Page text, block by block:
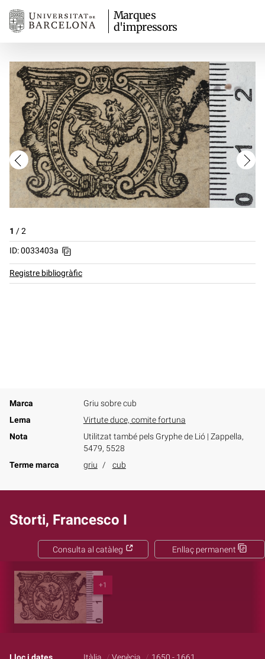
Marques
d'impressors
1 /2
ID: 0033403a
Registre bibliogràfic
Marca
Griu sobre cub
Lema
Virtute duce, comite fortuna
Nota
Utilitzat també pels Gryphe de Lió | Zappella,
5479, 5528
Terme marca
griu cub
Storti, Francesco I
Enllaç permanent
Consulta al catàleg
+1